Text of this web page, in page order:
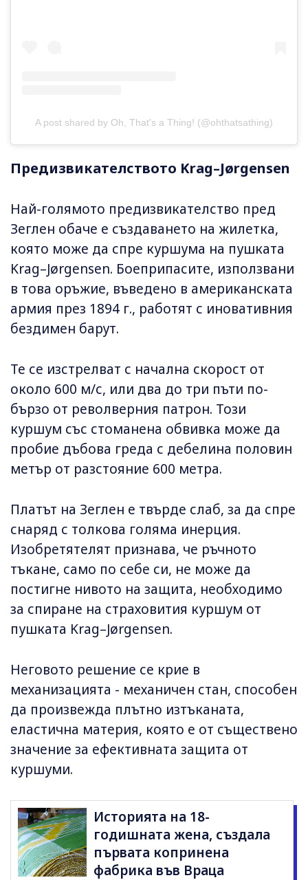
A post shared by Oh, That's a Thing! (@ohthatsathing)
Предизвикателството Krag–Jørgensen
Най-голямото предизвикателство пред
Зеглен обаче е създаването на жилетка,
която може да спре куршума на пушката
Krag–Jørgensen. Боеприпасите, използвани
в това оръжие, въведено в американската
армия през 1894 г., работят с иновативния
бездимен барут.
Те се изстрелват с начална скорост от
около 600 м/с, или два до три пъти по-
бързо от револверния патрон. Този
куршум със стоманена обвивка може да
пробие дъбова греда с дебелина половин
метър от разстояние 600 метра.
Платът на Зеглен е твърде слаб, за да спре
снаряд с толкова голяма инерция.
Изобретятелят признава, че ръчното
тъкане, само по себе си, не може да
постигне нивото на защита, необходимо
за спиране на страховития куршум от
пушката Krag–Jørgensen.
Неговото решение се крие в
механизацията - механичен стан, способен
да произвежда плътно изтъканата,
еластична материя, която е от съществено
значение за ефективната защита от
куршуми.
Историята на 18-
годишната жена, създала
първата копринена
фабрика във Враца